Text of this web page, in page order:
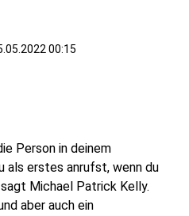
00:15
Person in deinem
als erstes anrufst, wenn du
Michael Patrick Kelly.
aber auch ein